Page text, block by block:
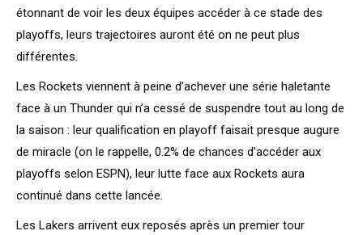
étonnant de voir les deux équipes accéder à ce stade des
playoffs, leurs trajectoires auront été on ne peut plus
différentes.
Les Rockets viennent à peine d’achever une série haletante
face à un Thunder qui n’a cessé de suspendre tout au long de
la saison : leur qualification en playoff faisait presque augure
de miracle (on le rappelle, 0.2% de chances d’accéder aux
playoffs selon ESPN), leur lutte face aux Rockets aura
continué dans cette lancée.
Les Lakers arrivent eux reposés après un premier tour